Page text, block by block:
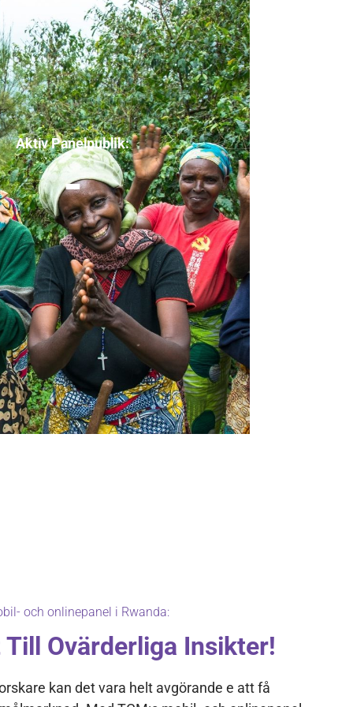
Aktiv Panelpublik:
-
och onlinepanel i Rwanda:
Ovärderliga Insikter!
kan det vara helt avgörande e att få